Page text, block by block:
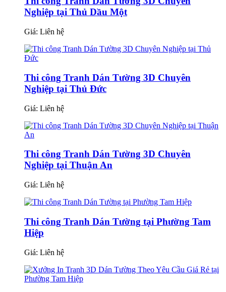
Nghiệp tại Thủ Dầu Một
Giá: Liên hệ
Thi công Tranh Dán Tường 3D Chuyên
Nghiệp tại Thủ Đức
Giá: Liên hệ
Thi công Tranh Dán Tường 3D Chuyên
Nghiệp tại Thuận An
Giá: Liên hệ
Thi công Tranh Dán Tường tại Phường Tam
Hiệp
Giá: Liên hệ